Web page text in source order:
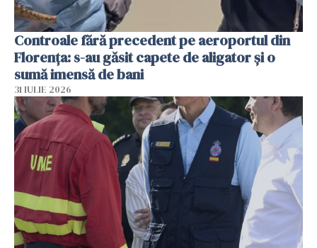
Controale fără precedent pe aeroportul din
Florența: s-au găsit capete de aligator și o
sumă imensă de bani
31 IULIE 2026